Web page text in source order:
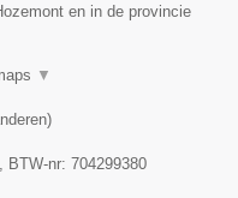
en in de provincie
▼
)
, BTW-nr: 704299380